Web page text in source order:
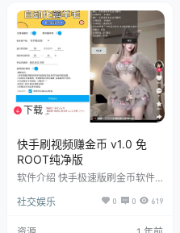
下载 1个资源
快手刷视频赚金币 v1.0 免
ROOT纯净版
软件介绍 快手极速版刷金币软件
权限，用户可以放心使用，同时，
户只需打开快手极速版以及该软件
社交娱乐 0 0 619